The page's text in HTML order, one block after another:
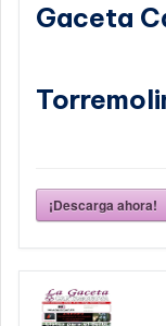
Gaceta
¡Descarga ahora!